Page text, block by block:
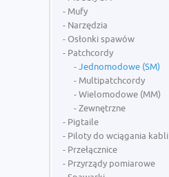
Mufy
Narzędzia
Osłonki spawów
Patchcordy
Jednomodowe (SM)
Multipatchcordy
Wielomodowe (MM)
Zewnętrzne
Pigtaile
Piloty do wciągania kabli
Przełącznice
Przyrządy pomiarowe